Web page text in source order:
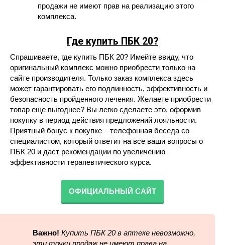
продажи не имеют прав на реализацию этого
комплекса.
Где купить ПБК 20?
Спрашиваете, где купить ПБК 20? Имейте ввиду, что
оригинальный комплекс можно приобрести только на
сайте производителя. Только заказ комплекса здесь
может гарантировать его подлинность, эффективность и
безопасность пройденного лечения. Желаете приобрести
товар еще выгоднее? Вы легко сделаете это, оформив
покупку в период действия предложений лояльности.
Приятный бонус к покупке – телефонная беседа со
специалистом, который ответит на все ваши вопросы о
ПБК 20 и даст рекомендации по увеличению
эффективности терапевтического курса.
ОФИЦИАЛЬНЫЙ САЙТ
Важно! Купить ПБК 20 в аптеке невозможно,
эти точки продаж не имеют права на